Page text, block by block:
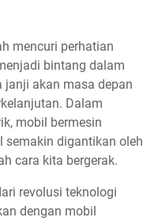
mencuri perhatian
bintang dalam
janji akan masa depan
Dalam
mobil bermesin
semakin digantikan oleh
cara kita bergerak.
revolusi teknologi
dengan mobil